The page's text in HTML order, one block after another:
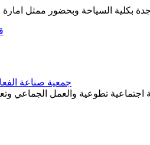
اجتماعية تطوعية والعمل الجماعي